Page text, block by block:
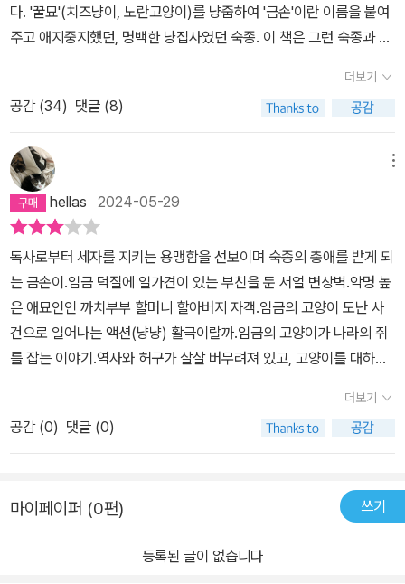
다. '꿀묘'(치즈냥이, 노란고양이)를 냥줍하여 '금손'이란 이름을 붙여
주고 애지중지했던, 명백한 냥집사였던 숙종. 이 책은 그런 숙종과 금
그린 이야기를 담고 있다.이야기는 숙종이 선왕의 능에서 제례를 올
리려 할 때, 세자에게 접근하는 독사를 노란 새끼 고양이가 잡으면서
시작한다. 숙종은 이 때 '냥줍'을 하게 되는데, 죽을 때까지 애지중지
했던 금손이와 만난 순간이다. 그리고 경종이 세자로 책봉되고 장희
빈이 사사된 이후, 세자를 옹호하는 소론과 세자를 폐하려고 하는 노
론이 치열하게 정쟁을 일삼는 것으로 이야기는 이어진다.당시 세자에
게는 고양이 알레르기가 있었고 후사가 없었다. 소론은 이를 세자가
고양이와 상극인 탓으로 몰아서 고양이를 내쫓기를 원했고, 노론은
그런 소론의 꼬투리를 잡아 왕의 신임을 얻고자 했다. 변상벽은 변대
감의 얼자이고, 좌포청의 포졸이다. 신분의 벽에 부딪치고, 형의 빼어
남에 부딪쳐 그는 노름꾼들의 뒷배나 봐주고 방탕한 생활을 일삼는
비루한 처지였다. 그러던 어느 날, 그날도 그는 노름꾼에게 왈왈 개소
리로 포청의 급습을 알리고 거하게 술을 얻어 마신 뒤 술에 취해 집으
로 가는 길이었다. 갑자기 볼일이 급해진 그는 담벼락에 대고 노상방
소론이니 권력 싸움이 한창일 때, 바깥에서는 백성들이 힘들게 살고
있었다. 먹고 살 길이 막막한데다 노름에까지 손을 댄 사람들은 세간
들이나, 부모가 돈이 없어 예닐 곱살 된 애를 나무에 묶어두고 도망가
더보기
공감 (34) 댓글 (8)
hellas 2024-05-29
독사로부터 세자를 지키는 용맹함을 선보이며 숙종의 총애를 받게 되
는 금손이.임금 덕질에 일가견이 있는 부친을 둔 서얼 변상벽.악명 높
은 애묘인인 까치부부 할머니 할아버지 자객.임금의 고양이 도난 사
건으로 일어나는 액션(냥냥) 활극이랄까.임금의 고양이가 나라의 쥐
를 잡는 이야기.역사와 허구가 살살 버무려져 있고, 고양이를 대하는
있다.- 무엇보다 변상벽이 변빈을 싫어하는 가장 큰 이유는, 다름 아
니라 적서 차별이 행해질 때마다 변빈이 미안하다며 하는 말 때문이
었다.'나만 양반이라 미안해.'차라리 욕이 나았다. - 39- 세자의 문제
되어 만져 보기는 커녕 가까이 갈 수조차 없다는 것이었다. 세자는 커
것으로 만족해야 했다.'오늘 금손은 어떠한가?''여전히 귀엽습니다요.'
더보기
공감 (0) 댓글 (0)
마이페이퍼 (0편) 쓰기
등록된 글이 없습니다